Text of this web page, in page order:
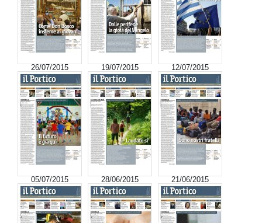
26/07/2015 19/07/2015 12/07/2015
05/07/2015 28/06/2015 21/06/2015